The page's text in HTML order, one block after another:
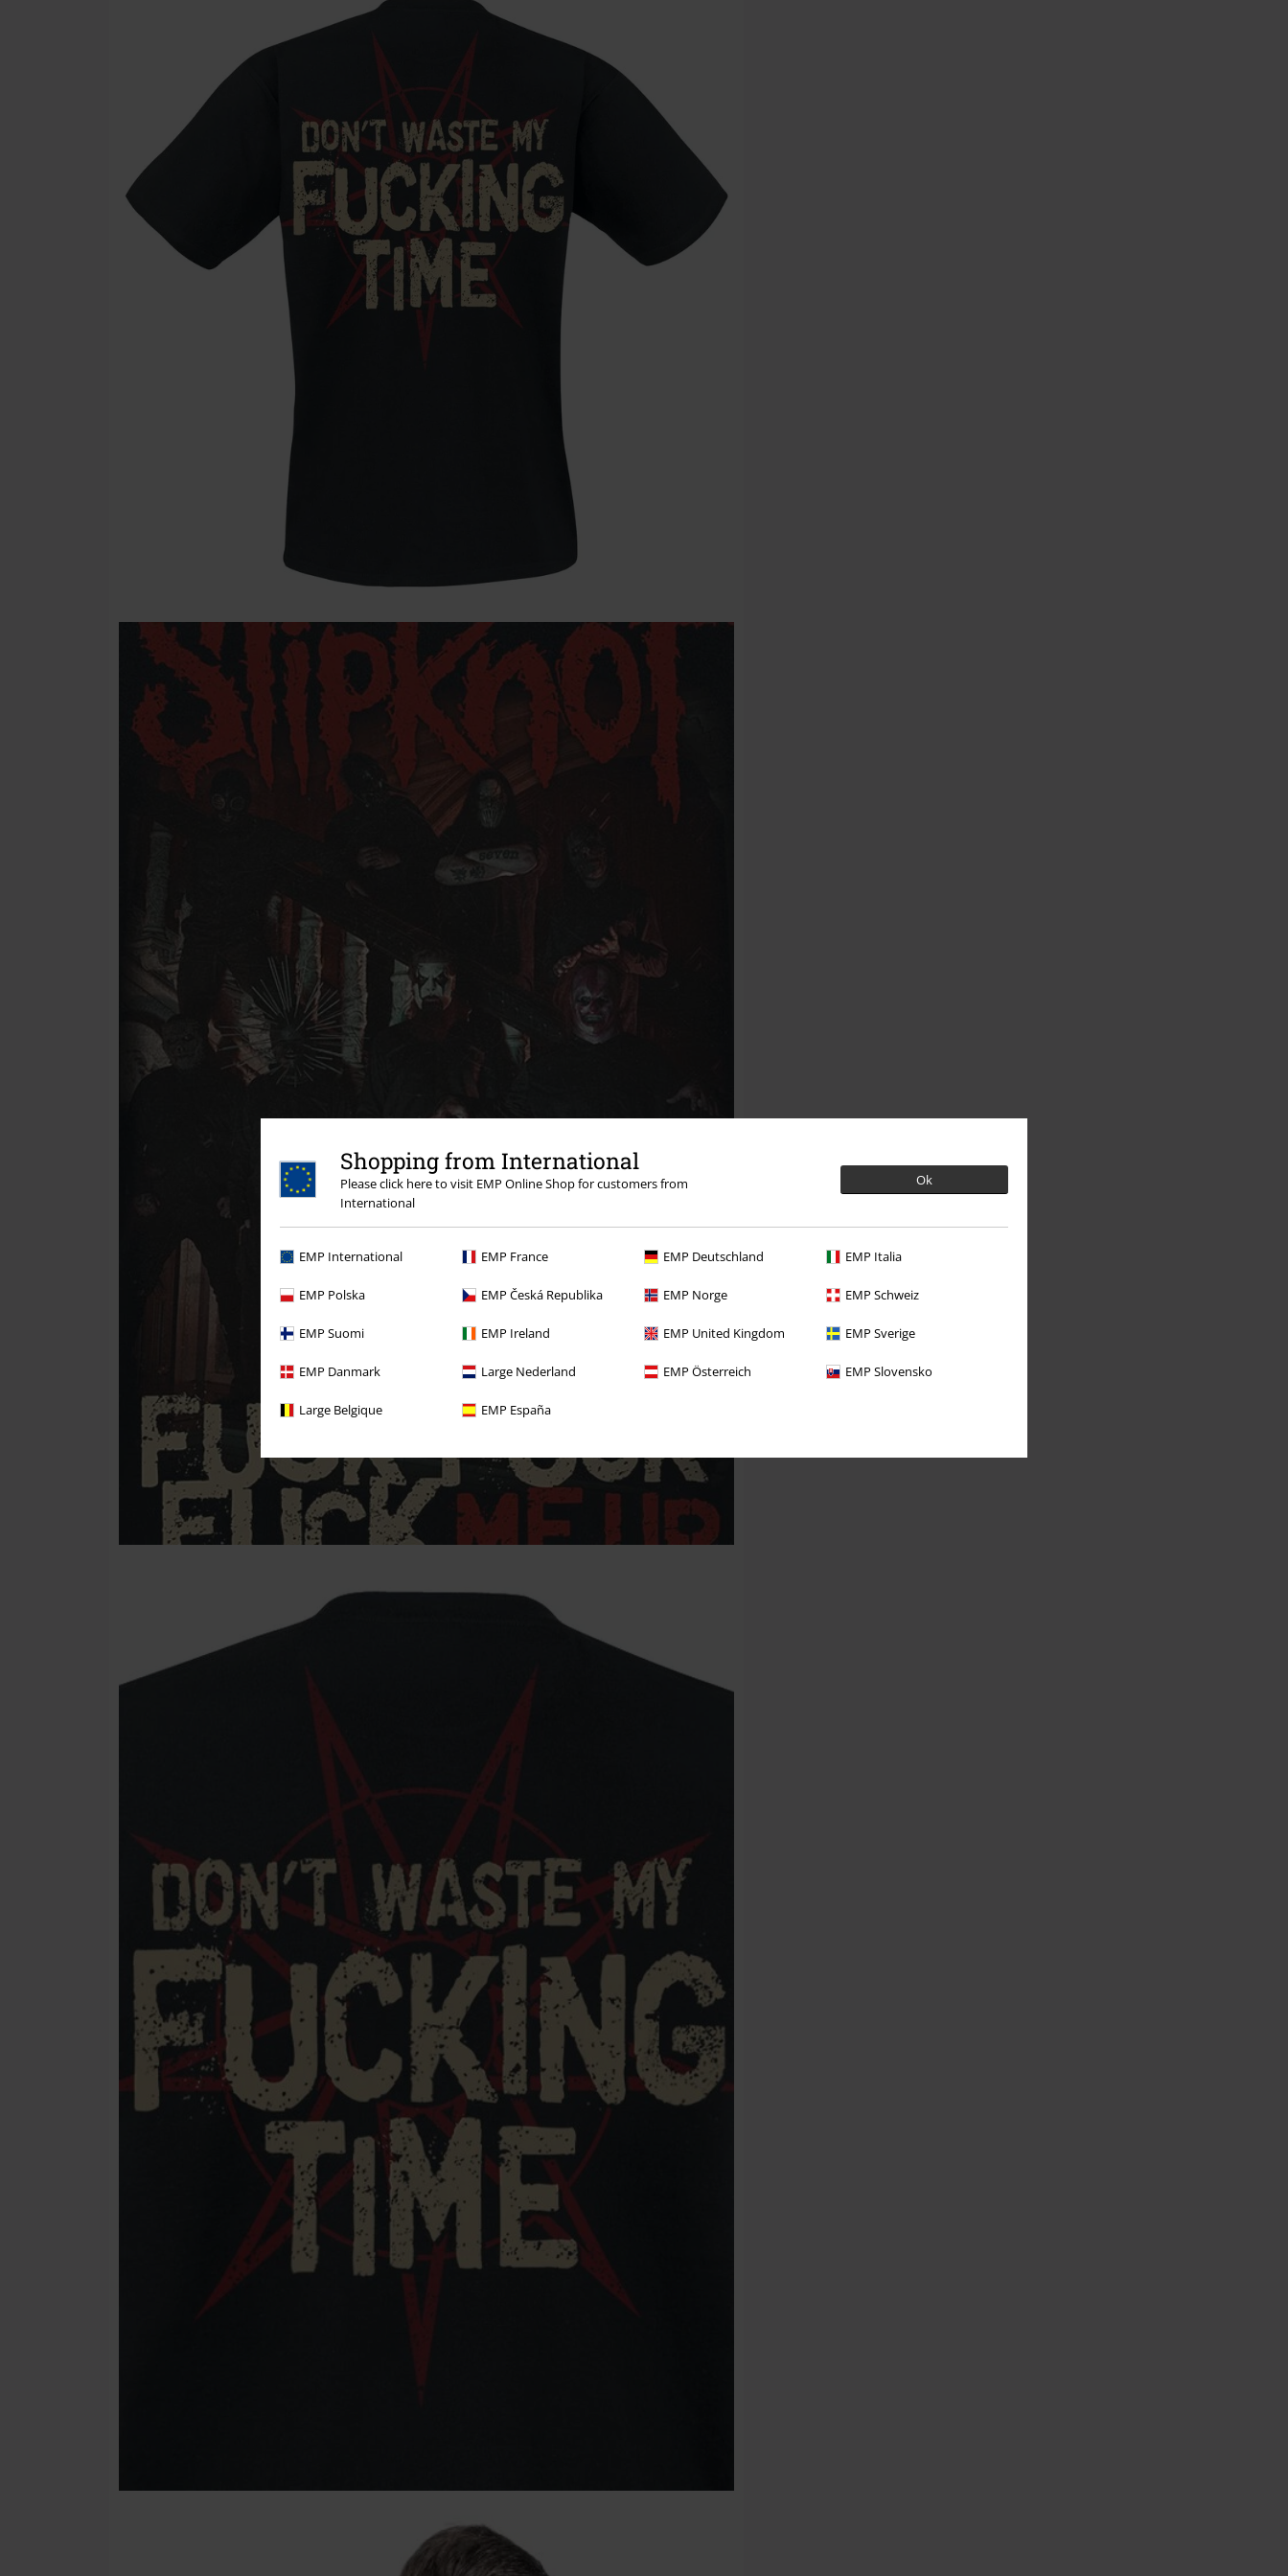
Shopping from International
Please click here to visit EMP Online Shop for customers from
International
Ok
EMP International EMP France EMP Deutschland EMP Italia
EMP Polska EMP Česká Republika EMP Norge EMP Schweiz
EMP Suomi EMP Ireland EMP United Kingdom EMP Sverige
EMP Danmark Large Nederland EMP Österreich EMP Slovensko
Large Belgique EMP España